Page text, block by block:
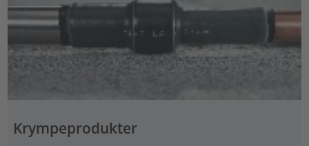
Krympeprodukter